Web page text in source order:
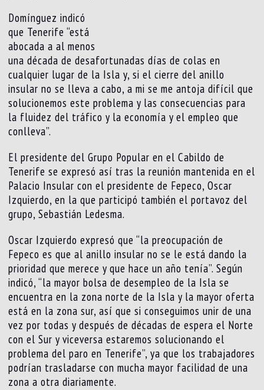
Domínguez indicó
que Tenerife “está
abocada a al menos
una década de desafortunadas días de colas en
cualquier lugar de la Isla y, si el cierre del anillo
insular no se lleva a cabo, a mi se me antoja difícil que
solucionemos este problema y las consecuencias para
la fluidez del tráfico y la economía y el empleo que
conlleva”.
El presidente del Grupo Popular en el Cabildo de
Tenerife se expresó así tras la reunión mantenida en el
Palacio Insular con el presidente de Fepeco, Oscar
Izquierdo, en la que participó también el portavoz del
grupo, Sebastián Ledesma.
Oscar Izquierdo expresó que “la preocupación de
Fepeco es que al anillo insular no se le está dando la
prioridad que merece y que hace un año tenía”. Según
indicó, “la mayor bolsa de desempleo de la Isla se
encuentra en la zona norte de la Isla y la mayor oferta
está en la zona sur, así que si conseguimos unir de una
vez por todas y después de décadas de espera el Norte
con el Sur y viceversa estaremos solucionando el
problema del paro en Tenerife”, ya que los trabajadores
podrían trasladarse con mucha mayor facilidad de una
zona a otra diariamente.